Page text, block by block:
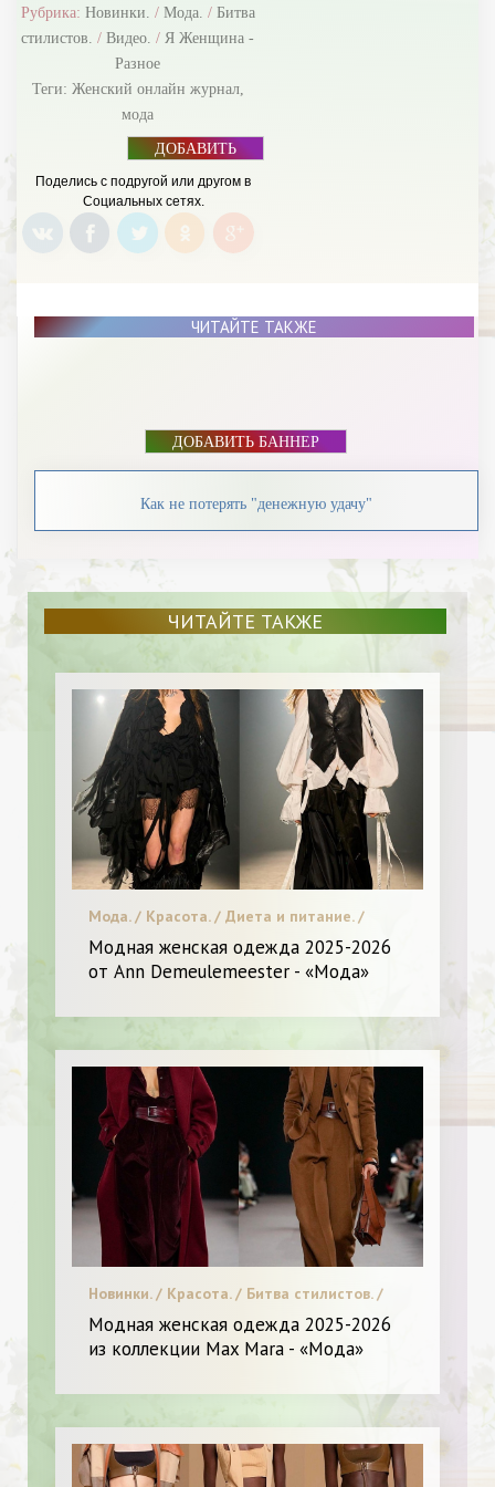
Рубрика: Новинки. / Мода. / Битва
стилистов. / Видео. / Я Женщина -
Разное
Теги: Женский онлайн журнал,
мода
ДОБАВИТЬ
БАННЕР
Поделись с подругой или другом в
Социальных сетях.
ЧИТАЙТЕ ТАКЖЕ
ДОБАВИТЬ БАННЕР
Как не потерять "денежную удачу"
ЧИТАЙТЕ ТАКЖЕ
Мода. / Красота. / Диета и питание. /
Новинки. / Видео. / Пластическая хирургия
/ Я Женщина - Разное
Модная женская одежда 2025-2026
от Ann Demeulemeester - «Мода»
Новинки. / Красота. / Битва стилистов. /
Диета и питание. / Модные тенденции. / Я
Женщина - Разное
Модная женская одежда 2025-2026
из коллекции Max Mara - «Мода»